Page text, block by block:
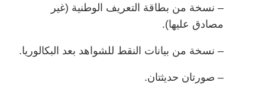
– نسخة من بطاقة التعريف الوطنية (غير
مصادق عليها).
– نسخة من بيانات النقط للشواهد بعد البكالوريا.
– صورتان حديثتان.